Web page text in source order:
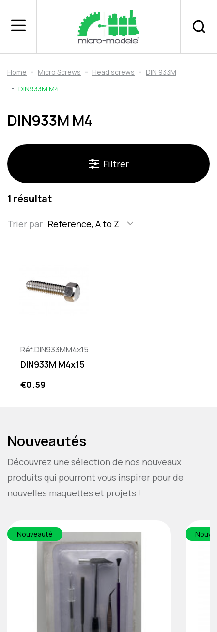
Home Micro Screws Head screws
DIN 933M
DIN933M M4
DIN933M M4
Filtrer
1 résultat
Trier par Reference, A to Z
Réf.DIN933MM4x15
DIN933M M4x15
Price
€0.59
Nouveautés
Découvrez une sélection de nos nouveaux
produits qui pourront vous inspirer pour de
nouvelles maquettes et projets !
Nouveauté